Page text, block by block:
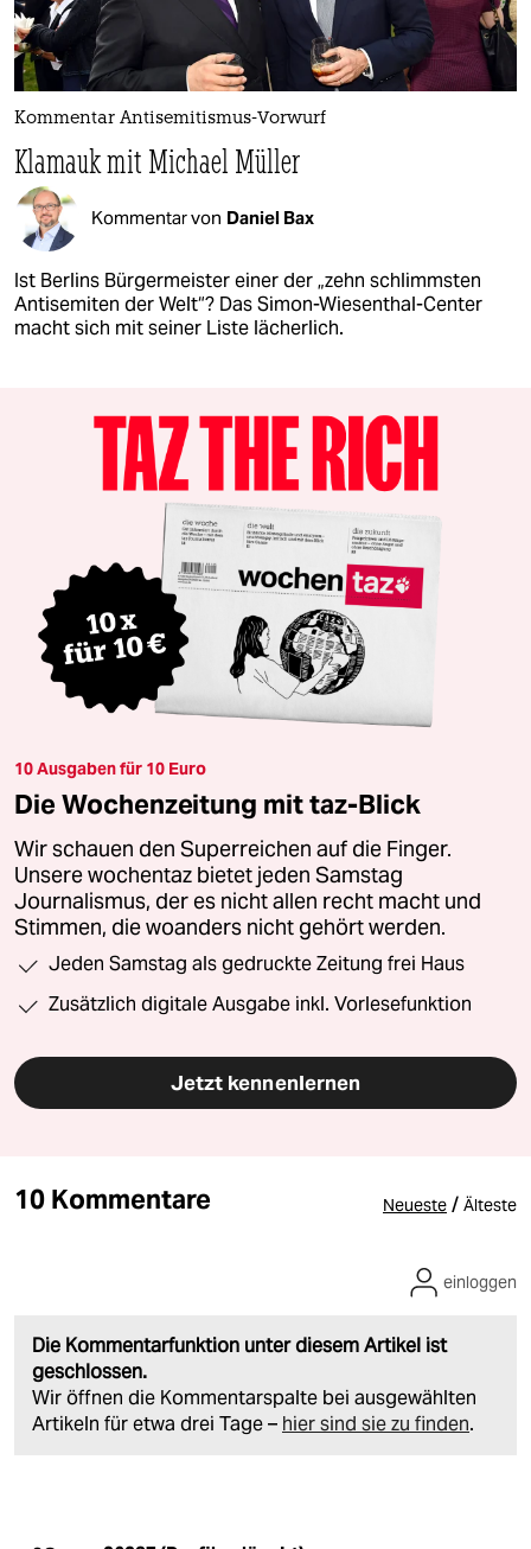
Kommentar Antisemitismus-Vorwurf
Klamauk mit Michael Müller
Kommentar von Daniel Bax
Ist Berlins Bürgermeister einer der „zehn schlimmsten
Antisemiten der Welt“? Das Simon-Wiesenthal-Center
macht sich mit seiner Liste lächerlich.
10 Ausgaben für 10 Euro
Die Wochenzeitung mit taz-Blick
Wir schauen den Superreichen auf die Finger.
Unsere wochentaz bietet jeden Samstag
Journalismus, der es nicht allen recht macht und
Stimmen, die woanders nicht gehört werden.
Jeden Samstag als gedruckte Zeitung frei Haus
Zusätzlich digitale Ausgabe inkl. Vorlesefunktion
Jetzt kennenlernen
10 Kommentare Neueste / Älteste
Die Kommentarfunktion unter diesem Artikel ist
geschlossen.
Wir öffnen die Kommentarspalte bei ausgewählten
Artikeln für etwa drei Tage – hier sind sie zu finden.
einloggen